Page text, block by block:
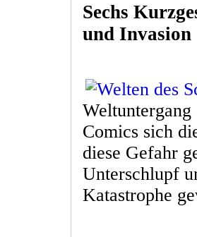
Sechs
und Invasion
Comics sich
diese Gefahr
Unterschlupf
Katastrophe